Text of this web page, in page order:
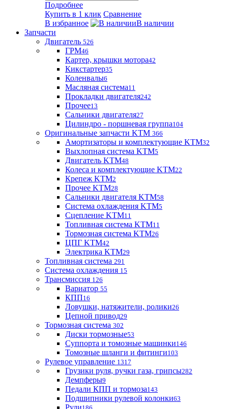
Подробнее
Купить в 1 клик Сравнение
В избранное
В наличии
Запчасти
Двигатель 526
ГРМ46
Картер, крышки мотора42
Кикстартер35
Коленвалы6
Масляная система11
Прокладки двигателя242
Прочее13
Сальники двигателя27
Цилиндро - поршневая группа104
Оригинальные запчасти KTM 366
Амортизаторы и комплектующие KTM32
Выхлопная система KTM5
Двигатель KTM48
Колеса и комплектующие KTM22
Крепеж KTM2
Прочее KTM28
Сальники двигателя KTM58
Система охлаждения KTM5
Сцепление KTM11
Топливная система KTM11
Тормозная система KTM26
ЦПГ KTM42
Электрика KTM29
Топливная система 291
Система охлаждения 15
Трансмиссия 126
Вариатор 55
КПП16
Ловушки, натяжители, ролики26
Цепной привод29
Тормозная система 302
Диски тормозные53
Суппорта и томозные машинки146
Томозные шланги и фитинги103
Рулевое управление 1317
Грузики руля, ручки газа, грипсы282
Демпферы9
Педали КПП и тормоза143
Подшипники рулевой колонки63
Рули